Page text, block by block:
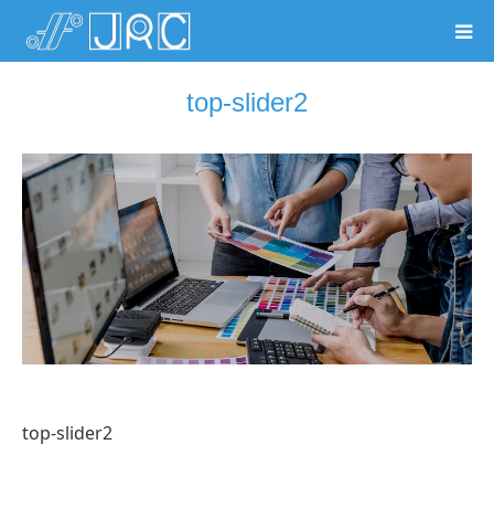
top-slider2
top-slider2